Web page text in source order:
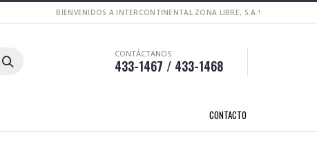
BIENVENIDOS A INTERCONTINENTAL ZONA LIBRE, S.A.!
CONTÁCTANOS
433-1467 / 433-1468
CONTACTO